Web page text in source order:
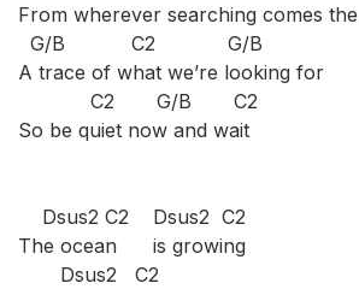
From wherever searching comes
G/B C2 G/B
A trace of what we’re looking for
C2 G/B C2
So be quiet now and wait
Dsus2 C2 Dsus2 C2
The ocean is growing
Dsus2 C2